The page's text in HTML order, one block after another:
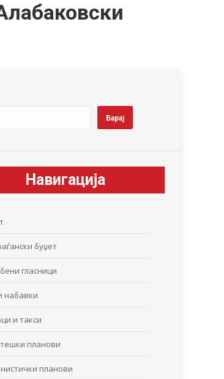
Барај
Навигација
буџет
гласници
набавки
и такси
планови
планови